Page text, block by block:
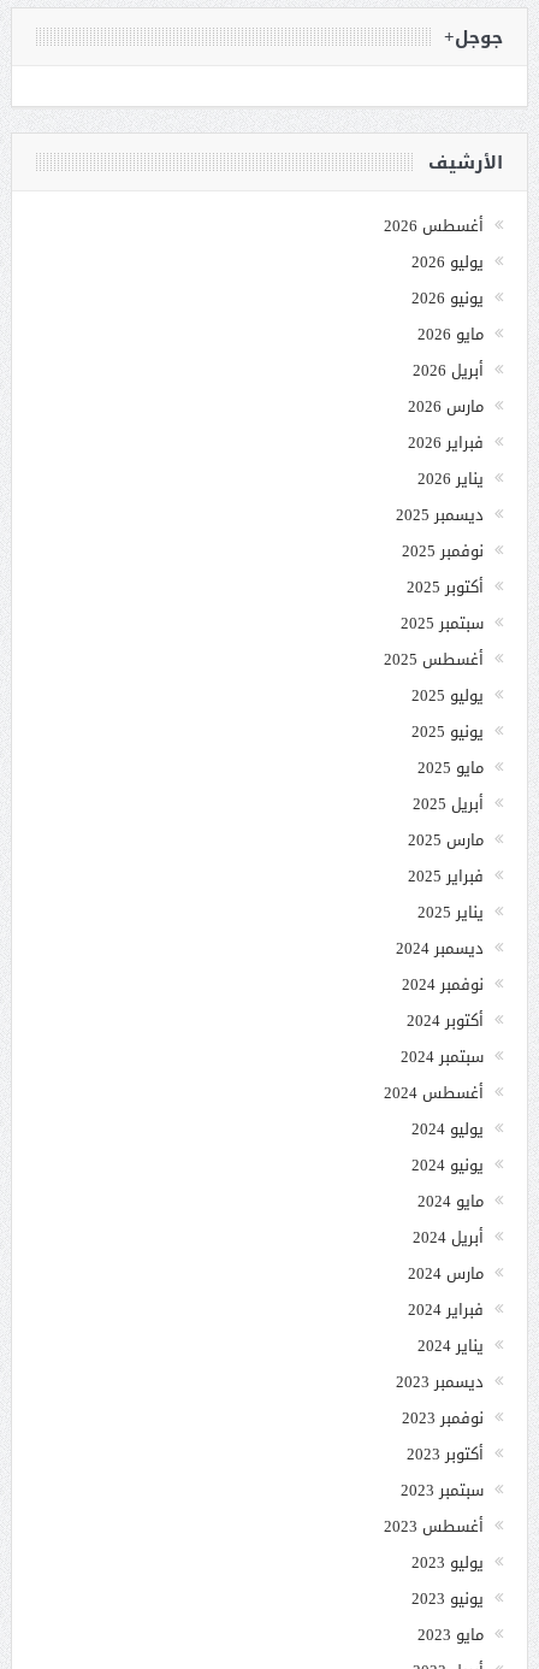
جوجل+
الأرشيف
أغسطس 2026
يوليو 2026
يونيو 2026
مايو 2026
أبريل 2026
مارس 2026
فبراير 2026
يناير 2026
ديسمبر 2025
نوفمبر 2025
أكتوبر 2025
سبتمبر 2025
أغسطس 2025
يوليو 2025
يونيو 2025
مايو 2025
أبريل 2025
مارس 2025
فبراير 2025
يناير 2025
ديسمبر 2024
نوفمبر 2024
أكتوبر 2024
سبتمبر 2024
أغسطس 2024
يوليو 2024
يونيو 2024
مايو 2024
أبريل 2024
مارس 2024
فبراير 2024
يناير 2024
ديسمبر 2023
نوفمبر 2023
أكتوبر 2023
سبتمبر 2023
أغسطس 2023
يوليو 2023
يونيو 2023
مايو 2023